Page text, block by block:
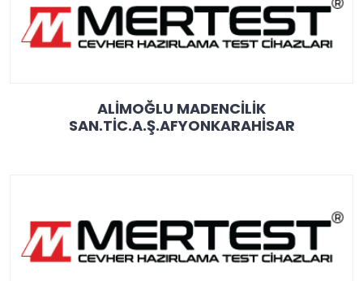
ALİMOĞLU MADENCİLİK
SAN.TİC.A.Ş.AFYONKARAHİSAR